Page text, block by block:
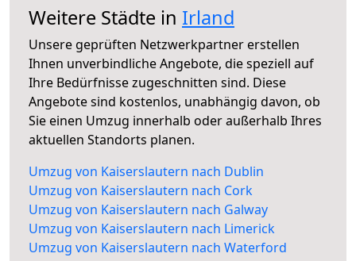
Weitere Städte in Irland
Unsere geprüften Netzwerkpartner erstellen
Ihnen unverbindliche Angebote, die speziell auf
Ihre Bedürfnisse zugeschnitten sind. Diese
Angebote sind kostenlos, unabhängig davon, ob
Sie einen Umzug innerhalb oder außerhalb Ihres
aktuellen Standorts planen.
Umzug von Kaiserslautern nach Dublin
Umzug von Kaiserslautern nach Cork
Umzug von Kaiserslautern nach Galway
Umzug von Kaiserslautern nach Limerick
Umzug von Kaiserslautern nach Waterford